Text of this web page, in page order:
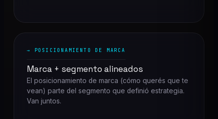
→ POSICIONAMIENTO DE MARCA
Marca + segmento alineados
El posicionamiento de marca (cómo querés que te
vean) parte del segmento que definió estrategia.
Van juntos.